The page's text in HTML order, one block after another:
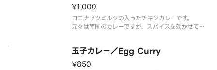
¥1,000
ココナッツミルクの入ったチキンカレーです。
元々は南国のカレーですが、スパイスを効かせて、
どうぞ
玉子カレー／Egg Curry
¥850